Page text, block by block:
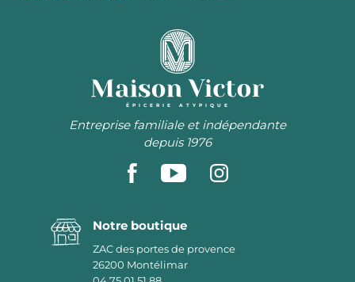
ÉPICERIE ATYPIQUE
Entreprise familiale et indépendante
depuis 1976
Notre boutique
ZAC des portes de provence
26200 Montélimar